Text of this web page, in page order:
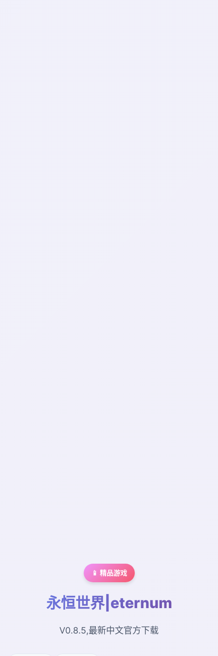
📱 精品游戏
永恒世界|eternum
V0.8.5,最新中文官方下载